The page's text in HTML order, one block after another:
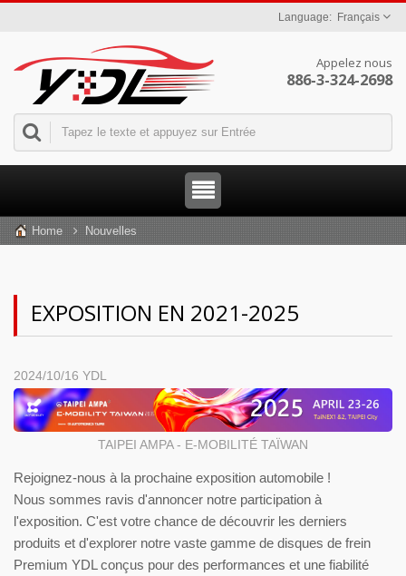
Français
Appelez nous
886-3-324-2698
Home Nouvelles
EXPOSITION EN 2021-2025
2024/10/16 YDL
TAIPEI AMPA - E-MOBILITÉ TAÏWAN
Rejoignez-nous à la prochaine exposition automobile !
Nous sommes ravis d'annoncer notre participation à
l'exposition. C'est votre chance de découvrir les derniers
produits et d'explorer notre vaste gamme de disques de frein
Premium YDL conçus pour des performances et une fiabilité